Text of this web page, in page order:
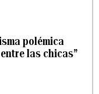
polémica
las chicas”